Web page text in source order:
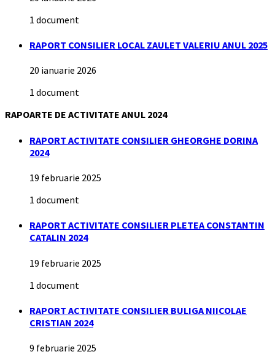
1 document
RAPORT CONSILIER LOCAL ZAULET VALERIU ANUL 2025
20 ianuarie 2026
1 document
RAPOARTE DE ACTIVITATE ANUL 2024
RAPORT ACTIVITATE CONSILIER GHEORGHE DORINA
2024
19 februarie 2025
1 document
RAPORT ACTIVITATE CONSILIER PLETEA CONSTANTIN
CATALIN 2024
19 februarie 2025
1 document
RAPORT ACTIVITATE CONSILIER BULIGA NIICOLAE
CRISTIAN 2024
9 februarie 2025